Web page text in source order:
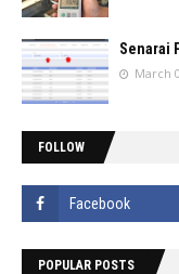
Senarai
March
FOLLOW
POPULAR POSTS